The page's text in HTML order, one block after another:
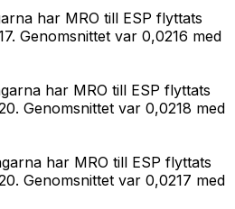
har MRO till ESP flyttats
Genomsnittet var 0,0216 med
har MRO till ESP flyttats
Genomsnittet var 0,0218 med
har MRO till ESP flyttats
Genomsnittet var 0,0217 med